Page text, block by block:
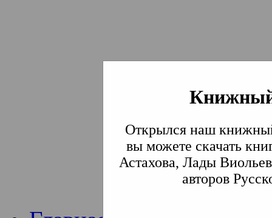
Открылся наш
вы можете скачать
Астахова, Лады
авторов
Институт
Традиции СВА